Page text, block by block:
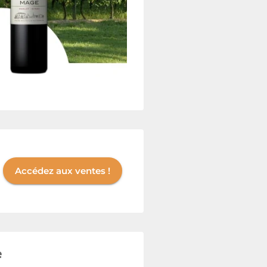
Accédez aux ventes !